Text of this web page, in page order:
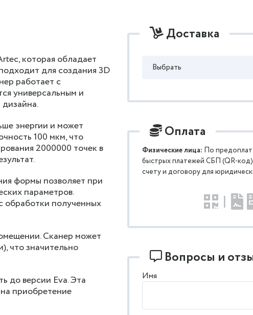
которая обладает
для создания 3D
работает с
универсальным и
энергии и может
100 мкм, что
2000000 точек в
формы позволяет при
параметров.
обработки полученных
Сканер может
что значительно
до версии Eva. Эта
приобретение
Доставка
Выбрать
Оплата
Физические лица: По
быстрых платежей СБП (QR-
счету и договору для
|
Вопросы и
Имя